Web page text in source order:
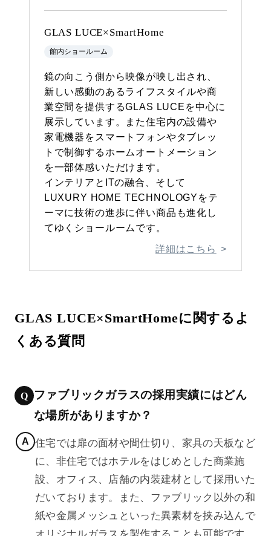
GLAS LUCE×SmartHome
館内ショールーム
鏡の向こう側から映像が映し出され、
新しい感動のあるライフスタイルや商
業空間を提供するGLAS LUCEを中心に
展示しています。また住宅内の設備や
家電機器をスマートフォンやタブレッ
トで制御するホームオートメーション
を一部体感いただけます。
インテリアとITの融合、そして
LUXURY HOME TECHNOLOGYをテ
ーマに技術の進歩に伴い商品も進化し
てゆくショールームです。
詳細はこちら
GLAS LUCE×SmartHomeに関するよ
くある質問
ファブリックガラスの採用実績にはどん
な場所がありますか？
住宅では扉の面材や間仕切り、家具の天板など
に、非住宅ではホテルをはじめとした商業施
設、オフィス、店舗の内装建材として採用いた
だいております。また、ファブリック以外の和
紙や金属メッシュといった異素材を挟み込んで